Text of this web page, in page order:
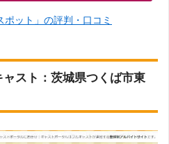
ポット」の評判・口コミ
ャスト：茨城県つくば市東